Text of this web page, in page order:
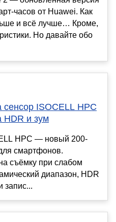
часов от Huawei. Как
и всё лучше… Кроме,
Но давайте обо
ISOCELL HPC
HDR и зум
HPC — новый 200-
смартфонов.
съёмку при слабом
диапазон, HDR
запис...